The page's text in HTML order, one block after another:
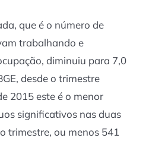
que é o número de
trabalhando e
diminuiu para 7,0
desde o trimestre
2015 este é o menor
significativos nas duas
trimestre, ou menos 541